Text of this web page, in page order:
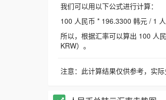
我们可以用以下公式进行计算：
100 人民币 * 196.3300 韩元 / 1
所以，根据汇率可以算出 100 人
KRW）。
注意：此计算结果仅供参考，实